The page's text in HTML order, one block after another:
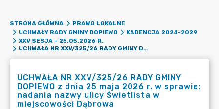
STRONA GŁÓWNA
PRAWO LOKALNE
UCHWAŁY RADY GMINY DOPIEWO
KADENCJA 2024-2029
XXV SESJA – 25.05.2026 R.
UCHWAŁA NR XXV/325/26 RADY GMINY DOPIEWO Z DNIA 25 MAJA 2026 R. W SPRAWIE: NADANIA NAZWY ULICY ŚWIETLISTA W MIEJSCOWOŚCI DĄBROWA
UCHWAŁA NR XXV/325/26 RADY GMINY
DOPIEWO z dnia 25 maja 2026 r. w sprawie:
nadania nazwy ulicy Świetlista w
miejscowości Dąbrowa